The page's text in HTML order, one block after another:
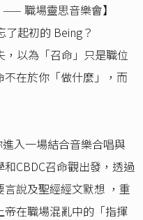
—— 職場靈思音樂會】
起初的 Being？
以為「召命」只是職位
在於你「做什麼」，而
入一場結合音樂合唱與
CBDC召命觀出發，透過
言說及聖經經文默想 ，重
在職場混亂中的「指揮